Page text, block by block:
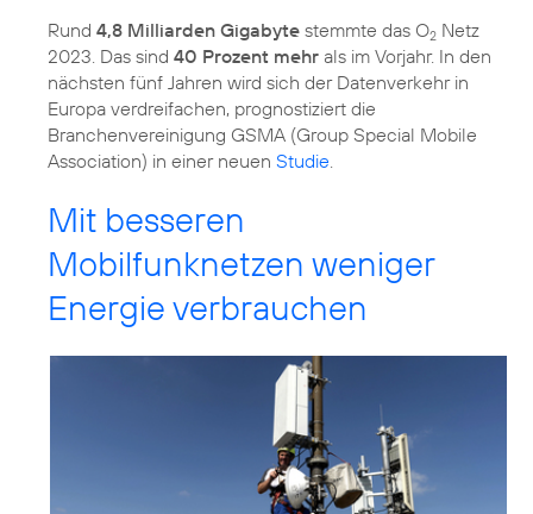
Rund 4,8 Milliarden Gigabyte stemmte das O2 Netz
2023. Das sind 40 Prozent mehr als im Vorjahr. In den
nächsten fünf Jahren wird sich der Datenverkehr in
Europa verdreifachen, prognostiziert die
Branchenvereinigung GSMA (Group Special Mobile
Association) in einer neuen Studie
Mit besseren
Mobilfunknetzen weniger
Energie verbrauchen